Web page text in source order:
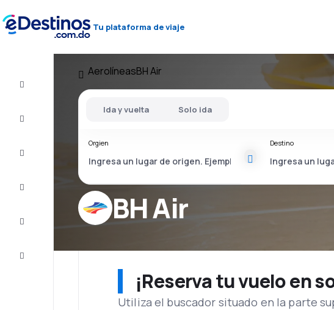
Tu plataforma de viaje
Atención
AerolíneasBH Air
BH Air
Ida y vuelta Solo ida
Orgien Destino
¡Reserva tu vuelo en
Utiliza el buscador situado en la parte